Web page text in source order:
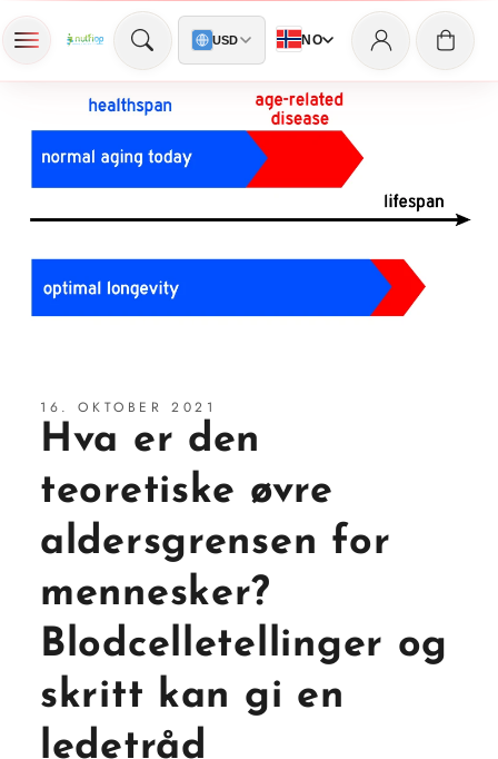
Skip to content USD NO
Log
in
Cart
16. OKTOBER 2021
Hva er den
teoretiske øvre
aldersgrensen for
mennesker?
Blodcelletellinger og
skritt kan gi en
ledetråd